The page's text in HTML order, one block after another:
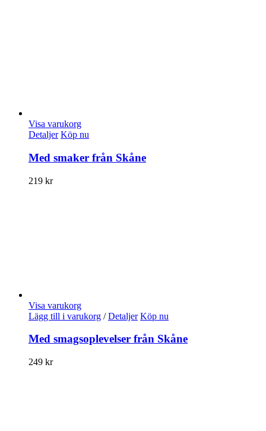
Visa varukorg
Detaljer Köp nu
Med smaker från Skåne
219 kr
Visa varukorg
Lägg till i varukorg / Detaljer Köp nu
Med smagsoplevelser från Skåne
249 kr